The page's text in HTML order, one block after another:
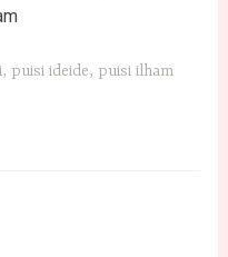
, puisi ideide, puisi ilham